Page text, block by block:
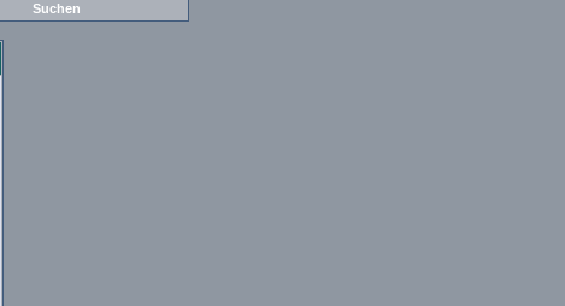
Suchen